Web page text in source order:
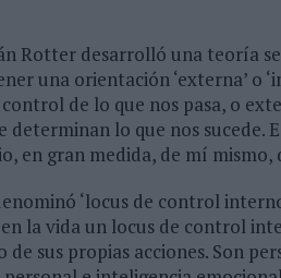
Rotter desarrolló una teoría
una orientación ‘externa’ o
de lo que nos pasa, o
lo que nos sucede.
en gran medida, de mí mismo,
‘locus de control
la vida un locus de control
sus propias acciones. Son